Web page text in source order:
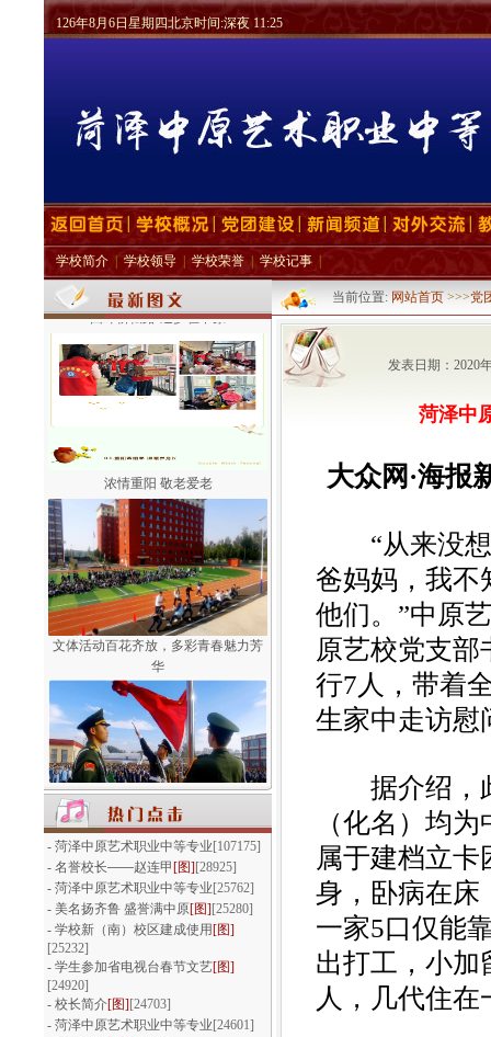
126年8月6日星期四北京时间:深夜 11:25
学校简介 学校领导 学校荣誉 学校记事
回眸耕耘路·逐梦在中原
浓情重阳 敬老爱老
文体活动百花齐放，多彩青春魅力芳
华
我们以青春的名义宣誓
- 菏泽中原艺术职业中等专业 [107175]
- 名誉校长——赵连甲 [图] [28925]
- 菏泽中原艺术职业中等专业 [25762]
- 美名扬齐鲁 盛誉满中原[图] [25280]
- 学校新（南）校区建成使用 [图]
[25232]
- 学生参加省电视台春节文艺[图]
[24920]
- 校长简介[图] [24703]
- 菏泽中原艺术职业中等专业 [24601]
当前位置: 网站首页 >>>党
发表日期：2020
菏泽中
大众网·海报
“从来没想
爸妈妈，我不
他们。”中原
原艺校党支
行7人，带着
生家中走访慰
据介绍，此
（化名）均
属于建档立
身，卧病在床
一家5口仅能
出打工，小加
人，几代住